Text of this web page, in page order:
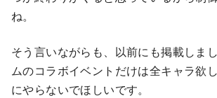
ね。
そう言いながらも、以前にも掲載しま
ムのコラボイベントだけは全キャラ欲
にやらないでほしいです。